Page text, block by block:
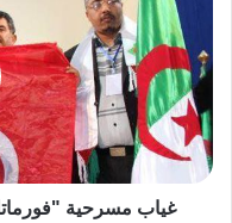
غياب مسرحية